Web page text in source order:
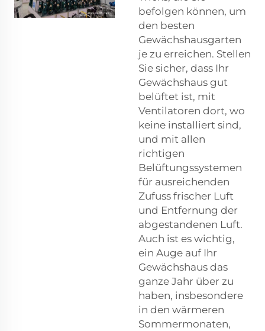
befolgen können, um
den besten
Gewächshausgarten
je zu erreichen. Stellen
Sie sicher, dass Ihr
Gewächshaus gut
belüftet ist, mit
Ventilatoren dort, wo
keine installiert sind,
und mit allen
richtigen
Belüftungssystemen
für ausreichenden
Zufuss frischer Luft
und Entfernung der
abgestandenen Luft.
Auch ist es wichtig,
ein Auge auf Ihr
Gewächshaus das
ganze Jahr über zu
haben, insbesondere
in den wärmeren
Sommermonaten,